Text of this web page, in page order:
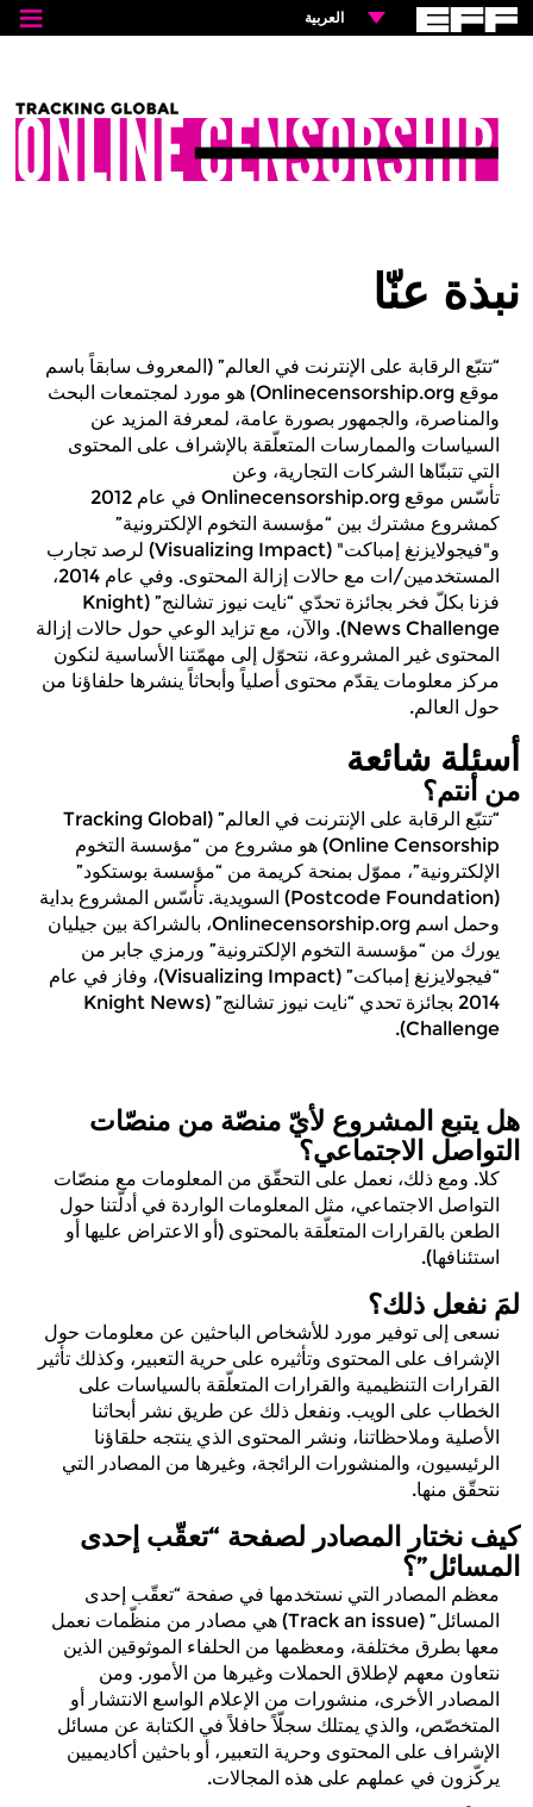
اعرفوا
المزيد
المزيد
Facebook
X
RSS
اشتركوا
شاركوا
Facebook
X
رابط
معلومات
نبذة
عنّا
اتّصلوا
بنا
العربية ≡
نبذة عنّا
“تتبّع الرقابة على الإنترنت في العالم” (المعروف سابقاً باسم
موقع Onlinecensorship.org) هو مورد لمجتمعات البحث
والمناصرة، والجمهور بصورة عامة، لمعرفة المزيد عن
السياسات والممارسات المتعلّقة بالإشراف على المحتوى
التي تتبنّاها الشركات التجارية، وعن
تأسّس موقع Onlinecensorship.org في عام 2012
كمشروع مشترك بين “مؤسسة التخوم الإلكترونية”
و"فيجولايزنغ إمباكت" (Visualizing Impact) لرصد تجارب
المستخدمين/ات مع حالات إزالة المحتوى. وفي عام 2014،
فزنا بكلّ فخر بجائزة تحدّي “نايت نيوز تشالنج” (Knight
News Challenge). والآن، مع تزايد الوعي حول حالات إزالة
المحتوى غير المشروعة، نتحوّل إلى مهمّتنا الأساسية لنكون
مركز معلومات يقدّم محتوى أصلياً وأبحاثاً ينشرها حلفاؤنا من
حول العالم.
أسئلة شائعة
من أنتم؟
“تتبّع الرقابة على الإنترنت في العالم” (Tracking Global
Online Censorship) هو مشروع من “مؤسسة التخوم
الإلكترونية”، مموّل بمنحة كريمة من “مؤسسة بوستكود”
(Postcode Foundation) السويدية. تأسّس المشروع بداية
وحمل اسم Onlinecensorship.org، بالشراكة بين جيليان
يورك من “مؤسسة التخوم الإلكترونية” ورمزي جابر من
“فيجولايزنغ إمباكت” (Visualizing Impact)، وفاز في عام
2014 بجائزة تحدي “نايت نيوز تشالنج” (Knight News
Challenge).
هل يتبع المشروع لأيّ منصّة من منصّات
التواصل الاجتماعي؟
كلا. ومع ذلك، نعمل على التحقّق من المعلومات مع منصّات
التواصل الاجتماعي، مثل المعلومات الواردة في أدلّتنا حول
الطعن بالقرارات المتعلّقة بالمحتوى (أو الاعتراض عليها أو
استئنافها).
لمَ نفعل ذلك؟
نسعى إلى توفير مورد للأشخاص الباحثين عن معلومات حول
الإشراف على المحتوى وتأثيره على حرية التعبير، وكذلك تأثير
القرارات التنظيمية والقرارات المتعلّقة بالسياسات على
الخطاب على الويب. ونفعل ذلك عن طريق نشر أبحاثنا
الأصلية وملاحظاتنا، ونشر المحتوى الذي ينتجه حلقاؤنا
الرئيسيون، والمنشورات الرائجة، وغيرها من المصادر التي
نتحقّق منها.
كيف نختار المصادر لصفحة “تعقّب إحدى
المسائل”؟
معظم المصادر التي نستخدمها في صفحة “تعقّب إحدى
المسائل” (Track an issue) هي مصادر من منظّمات نعمل
معها بطرق مختلفة، ومعظمها من الحلفاء الموثوقين الذين
نتعاون معهم لإطلاق الحملات وغيرها من الأمور. ومن
المصادر الأخرى، منشورات من الإعلام الواسع الانتشار أو
المتخصّص، والذي يمتلك سجلّاً حافلاً في الكتابة عن مسائل
الإشراف على المحتوى وحرية التعبير، أو باحثين أكاديميين
يركّزون في عملهم على هذه المجالات.